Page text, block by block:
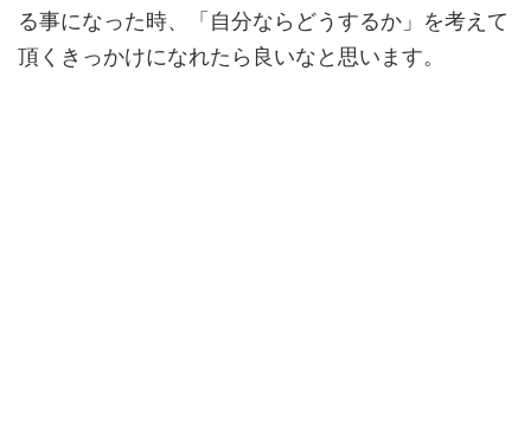
る事になった時、「自分ならどうするか」を考えて
頂くきっかけになれたら良いなと思います。